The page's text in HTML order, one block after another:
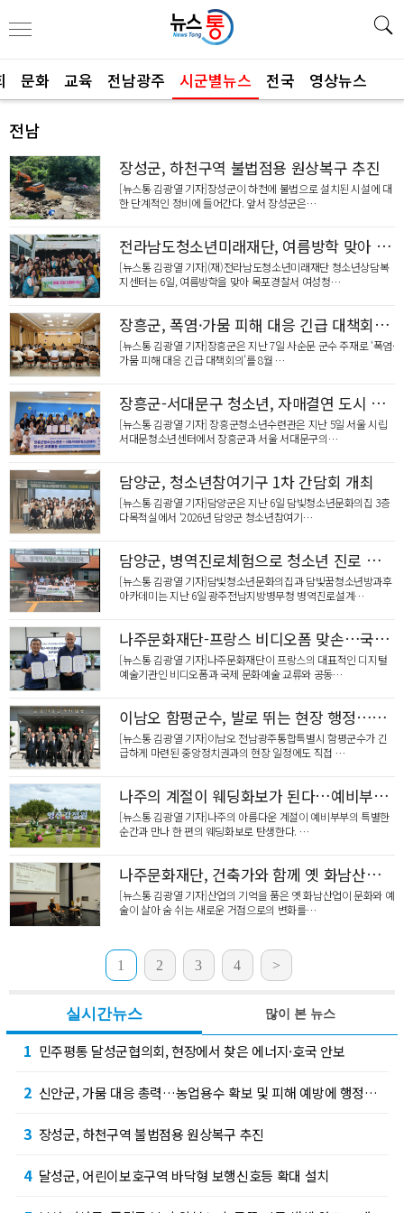
문화 교육 전남광주 시군별뉴스 전국 영상뉴스
전남
장성군, 하천구역 불법점용 원상복구 추진
[뉴스통 김광열 기자]장성군이 하천에 불법으로 설치된 시설에 대
한 단계적인 정비에 들어간다. 앞서 장성군은…
전라남도청소년미래재단, 여름방학 맞아 '청소년 마음 건강지킴이 버스' 출동
[뉴스통 김광열 기자](재)전라남도청소년미래재단 청소년상담복
지센터는 6일, 여름방학을 맞아 목포경찰서 여성청…
장흥군, 폭염·가뭄 피해 대응 긴급 대책회의 개최
[뉴스통 김광열 기자]장흥군은 지난 7일 사순문 군수 주재로 ‘폭염·
가뭄 피해 대응 긴급 대책회의’를 8월 …
장흥군-서대문구 청소년, 자매결연 도시 우정 잇다
[뉴스통 김광열 기자] 장흥군청소년수련관은 지난 5일 서울 시립
서대문청소년센터에서 장흥군과 서울 서대문구의…
담양군, 청소년참여기구 1차 간담회 개최
[뉴스통 김광열 기자]담양군은 지난 6일 담빛청소년문화의집 3층
다목적실에서 ‘2026년 담양군 청소년참여기…
담양군, 병역진로체험으로 청소년 진로 탐색 기회 확대
[뉴스통 김광열 기자]담빛청소년문화의집과 담빛꿈청소년방과후
아카데미는 지난 6일 광주전남지방병무청 병역진로설계…
나주문화재단-프랑스 비디오폼 맞손…국제 문화예술 교류 본격화
[뉴스통 김광열 기자]나주문화재단이 프랑스의 대표적인 디지털
예술기관인 비디오폼과 국제 문화예술 교류와 공동…
이남오 함평군수, 발로 뛰는 현장 행정…중앙정치권에 지역 현안 연이어 건의
[뉴스통 김광열 기자]이남오 전남광주통합특별시 함평군수가 긴
급하게 마련된 중앙정치권과의 현장 일정에도 직접 …
나주의 계절이 웨딩화보가 된다…예비부부 3쌍 모집
[뉴스통 김광열 기자]나주의 아름다운 계절이 예비부부의 특별한
순간과 만나 한 편의 웨딩화보로 탄생한다. …
나주문화재단, 건축가와 함께 옛 화남산업 문화공간 활용 모색
[뉴스통 김광열 기자]산업의 기억을 품은 옛 화남산업이 문화와 예
술이 살아 숨 쉬는 새로운 거점으로의 변화를…
1 2 3 4 >
실시간뉴스
1 민주평통 달성군협의회, 현장에서 찾은 에너지·호국 안보
2 신안군, 가뭄 대응 총력…농업용수 확보 및 피해 예방에 행정력 집중
3 장성군, 하천구역 불법점용 원상복구 추진
4 달성군, 어린이보호구역 바닥형 보행신호등 확대 설치
많이 본 뉴스